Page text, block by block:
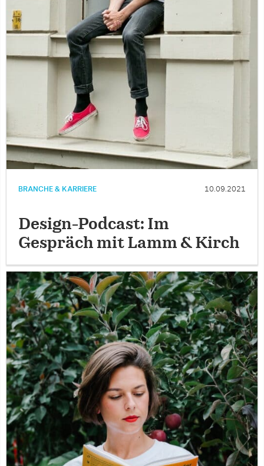
BRANCHE & KARRIERE 10.09.2021
Design-Podcast: Im
Gespräch mit Lamm & Kirch